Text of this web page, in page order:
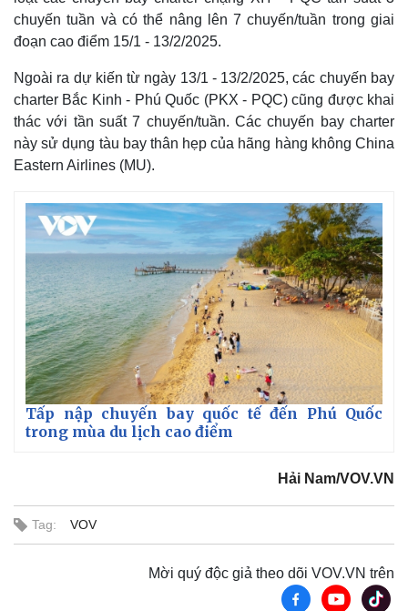
chuyến tuần và có thể nâng lên 7 chuyến/tuần trong giai
đoạn cao điểm 15/1 - 13/2/2025.
Ngoài ra dự kiến từ ngày 13/1 - 13/2/2025, các chuyến bay
charter Bắc Kinh - Phú Quốc (PKX - PQC) cũng được khai
thác với tần suất 7 chuyến/tuần. Các chuyến bay charter
này sử dụng tàu bay thân hẹp của hãng hàng không China
Eastern Airlines (MU).
Tấp nập chuyến bay quốc tế đến Phú Quốc
trong mùa du lịch cao điểm
Hải Nam/VOV.VN
Tag: VOV
Mời quý độc giả theo dõi VOV.VN trên